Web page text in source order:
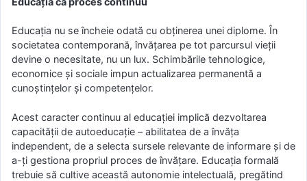
Educația nu se încheie odată cu obținerea unei diplome. În
societatea contemporană, învățarea pe tot parcursul vieții
devine o necesitate, nu un lux. Schimbările tehnologice,
economice și sociale impun actualizarea permanentă a
cunoștințelor și competențelor.
Acest caracter continuu al educației implică dezvoltarea
capacității de autoeducație – abilitatea de a învăța
independent, de a selecta sursele relevante de informare și de
a-ți gestiona propriul proces de învățare. Educația formală
trebuie să cultive această autonomie intelectuală, pregătind